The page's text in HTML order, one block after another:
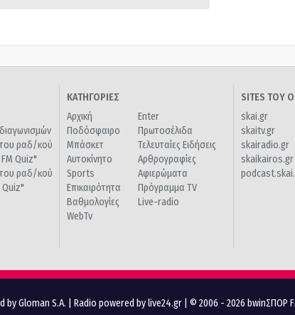
ραδ/κού
Quiz"
ραδ/κού
Quiz"
ΚΑΤΗΓΟΡΙΕΣ
Αρχική
Ποδόσφαιρο
Μπάσκετ
Αυτοκίνητο
Sports
Επικαιρότητα
Βαθμολογίες
WebTv
Enter
Πρωτοσέλιδα
Τελευταίες Ειδήσεις
Αρθρογραφίες
Αφιερώματα
Πρόγραμμα TV
Live-radio
SITES ΤΟΥ
skai.gr
skaitv.gr
skairadio.gr
skaikairos.gr
by Gloman S.A. Radio powered by live24.gr | © 2006 - 2026 bwinΣΠΟΡ